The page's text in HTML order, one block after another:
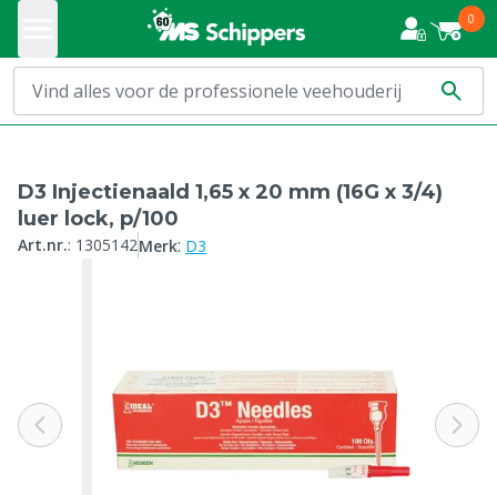
0
D3 Injectienaald 1,65 x 20 mm (16G x 3/4)
luer lock, p/100
Art.nr.: 1305142Merk: D3